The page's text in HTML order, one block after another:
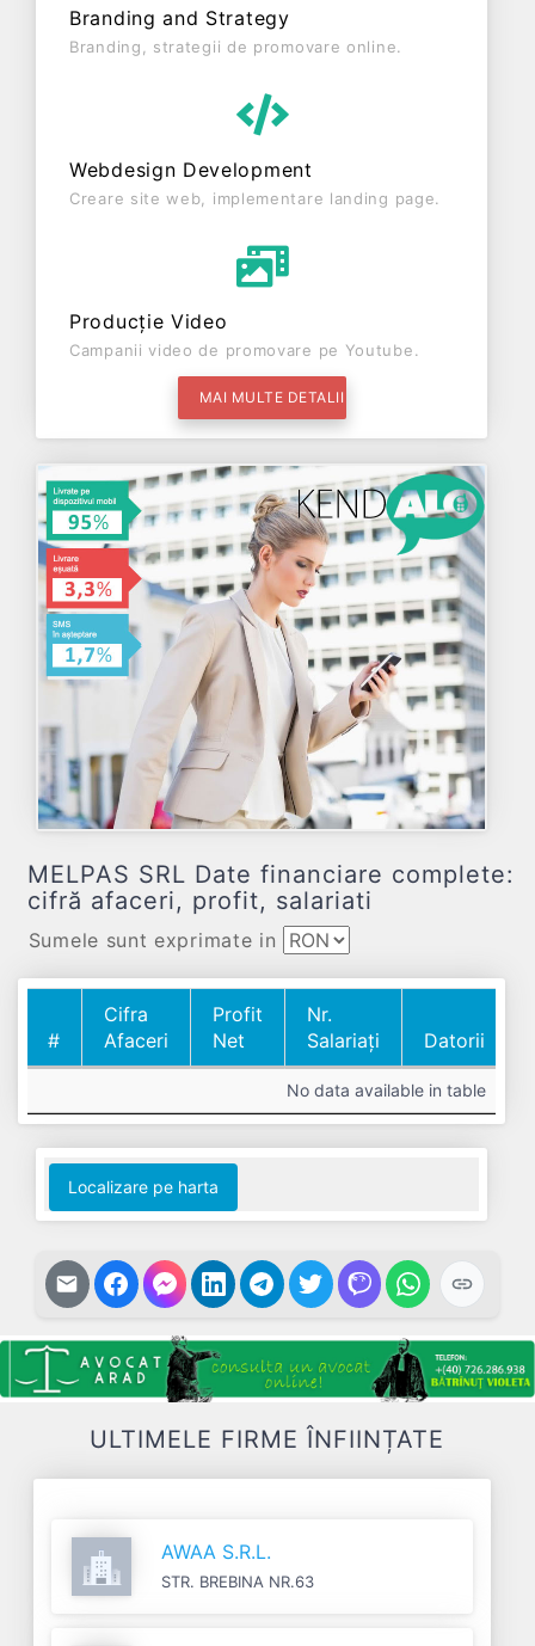
Branding and Strategy
Branding, strategii de promovare online.
Webdesign Development
Creare site web, implementare landing page.
Producție Video
Campanii video de promovare pe Youtube.
MAI MULTE DETALII
MELPAS SRL Date financiare complete:
cifră afaceri, profit, salariati
Sumele sunt exprimate in
#
Cifra
Afaceri
Profit
Net
Nr.
Salariați
Datorii
Afaceri
Net
Nr.
Salariați
Datorii
No data available in table
Localizare pe harta
ULTIMELE FIRME ÎNFIINȚATE
AWAA S.R.L.
STR. BREBINA NR.63